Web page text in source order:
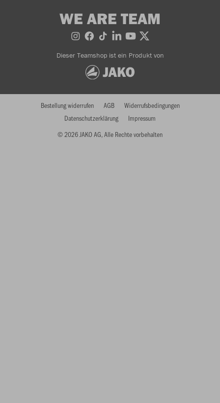
WE ARE TEAM
Dieser Teamshop ist ein Produkt von
© 2026 JAKO AG, Alle Rechte vorbehalten
Bestellung widerrufen AGB
Widerrufsbedingungen
Datenschutzerklärung
Impressum